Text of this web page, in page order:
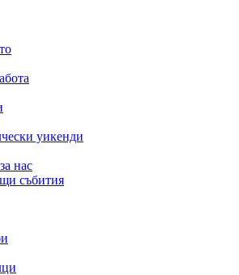
уикенди
нас
събития